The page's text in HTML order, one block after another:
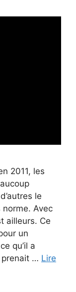
2011, les
le
norme. Avec
ailleurs. Ce
un
qu’il a
prenait … Lire